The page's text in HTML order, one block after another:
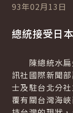
93年02月13日
總統接受日
陳總統水扁
訊社國際新聞
士及駐台北分
覆有關台灣海